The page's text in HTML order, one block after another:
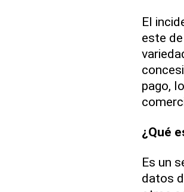
El
este
pago,
¿Qué
Es un
datos